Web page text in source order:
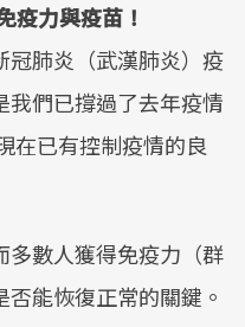
疫力與疫苗！
冠肺炎（武漢肺炎）疫
們已撐過了去年疫情
在已有控制疫情的良
多數人獲得免疫力（群
能恢復正常的關鍵。